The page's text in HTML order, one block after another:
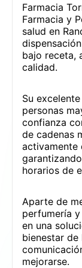
Farmacia
Farmacia y
salud en
bajo receta,
calidad.
Su
personas
confianza
de cadenas
activamente
horarios de
Aparte de
perfumería
en una
bienestar de
mejorarse.